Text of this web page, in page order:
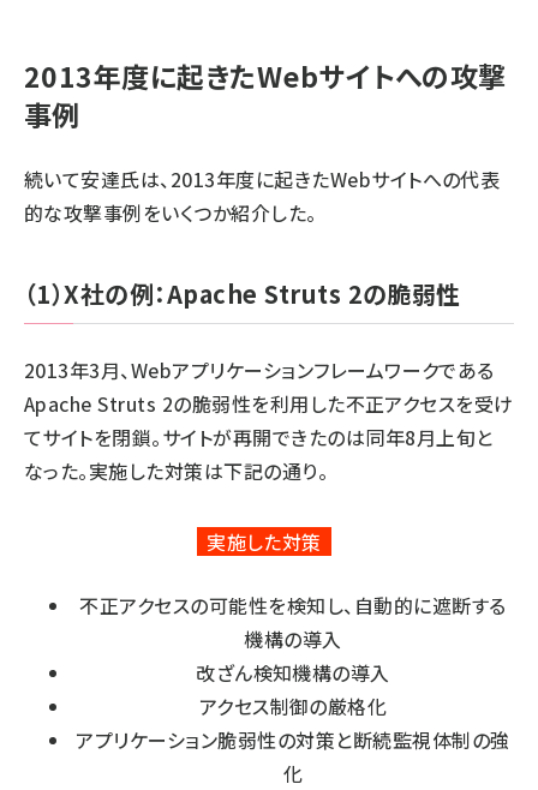
2013年度に起きたWebサイトへの攻撃
事例
続いて安達氏は、2013年度に起きたWebサイトへの代表
的な攻撃事例をいくつか紹介した。
（1）X社の例：Apache Struts 2の脆弱性
2013年3月、Webアプリケーションフレームワークである
Apache Struts 2の脆弱性を利用した不正アクセスを受け
てサイトを閉鎖。サイトが再開できたのは同年8月上旬と
なった。実施した対策は下記の通り。
実施した対策
不正アクセスの可能性を検知し、自動的に遮断する
機構の導入
改ざん検知機構の導入
アクセス制御の厳格化
アプリケーション脆弱性の対策と断続監視体制の強
化